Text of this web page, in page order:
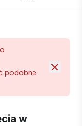
podobne
w